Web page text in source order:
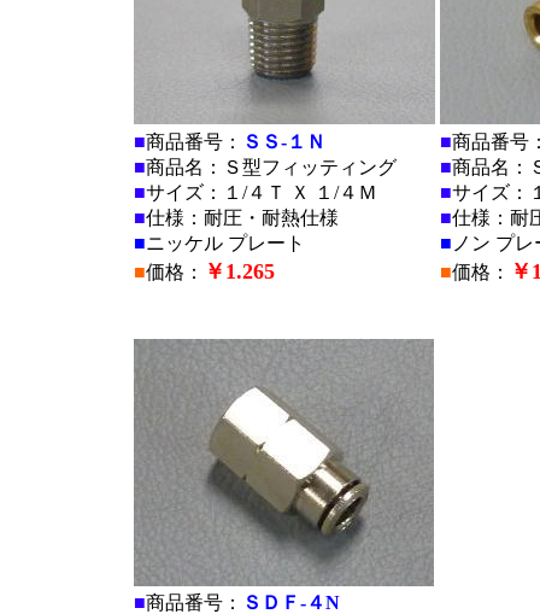
■商品番号： ＳＳ-１Ｎ
■商品名：Ｓ型フィッティング
■サイズ：１/４Ｔ Ｘ １/４Ｍ
■仕様：耐圧・耐熱仕様
■ニッケル プレート
■価格： ￥1.265
■商品番号
■商品名：
■サイズ：
■仕様：耐
■ ノン プレ
■価格： ￥
■商品番号： ＳＤＦ-４N